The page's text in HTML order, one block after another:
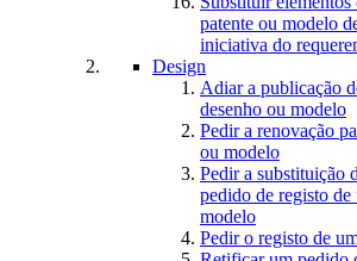
patente ou modelo
iniciativa do
Design
Adiar a publicação
desenho ou modelo
Pedir a renovação
ou modelo
Pedir a substituição
pedido de registo de
modelo
Pedir o registo de